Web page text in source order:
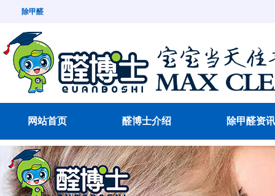
除甲醛
网站首页 醛博士介绍 除甲醛资讯